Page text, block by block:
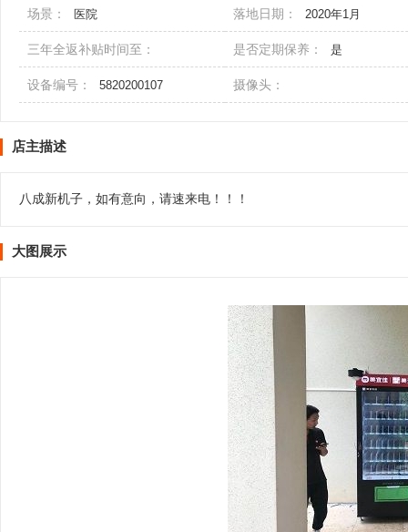
场景： 医院 落地日期： 2020年1月
三年全返补贴时间至： 是否定期保养： 是
设备编号： 5820200107 摄像头：
店主描述
八成新机子，如有意向，请速来电！！！
大图展示